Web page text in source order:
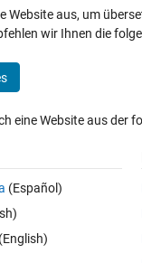
to
1 Antwort
au.mathworks.com/
if you or anyone
Website aus, um
wir Ihnen die
eine Website aus der
(Español)
(English)